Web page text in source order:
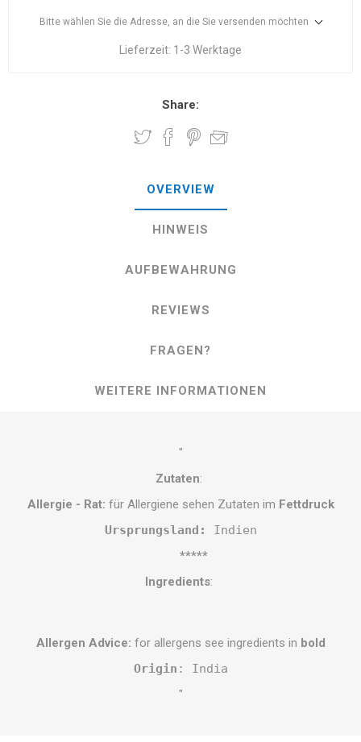
Bitte wählen Sie die Adresse, an die Sie versenden möchten
Lieferzeit: 1-3 Werktage
Share:
OVERVIEW
HINWEIS
AUFBEWAHRUNG
REVIEWS
FRAGEN?
WEITERE INFORMATIONEN
"
Zutaten:
Allergie - Rat: für Allergiene sehen Zutaten im Fettdruck
Ursprungsland: Indien
*****
Ingredients:
Allergen Advice: for allergens see ingredients in bold
Origin : India
"